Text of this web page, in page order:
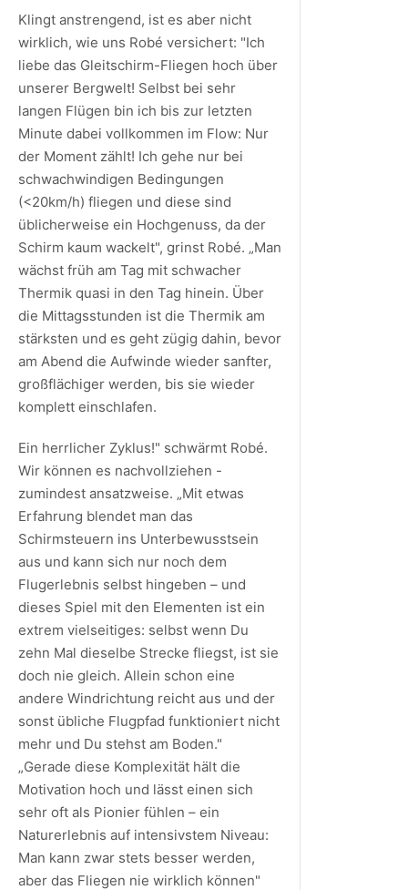
Klingt anstrengend, ist es aber nicht
wirklich, wie uns Robé versichert: "Ich
liebe das Gleitschirm-Fliegen hoch über
unserer Bergwelt! Selbst bei sehr
langen Flügen bin ich bis zur letzten
Minute dabei vollkommen im Flow: Nur
der Moment zählt! Ich gehe nur bei
schwachwindigen Bedingungen
(<20km/h) fliegen und diese sind
üblicherweise ein Hochgenuss, da der
Schirm kaum wackelt", grinst Robé. „Man
wächst früh am Tag mit schwacher
Thermik quasi in den Tag hinein. Über
die Mittagsstunden ist die Thermik am
stärksten und es geht zügig dahin, bevor
am Abend die Aufwinde wieder sanfter,
großflächiger werden, bis sie wieder
komplett einschlafen.
Ein herrlicher Zyklus!" schwärmt Robé.
Wir können es nachvollziehen -
zumindest ansatzweise. „Mit etwas
Erfahrung blendet man das
Schirmsteuern ins Unterbewusstsein
aus und kann sich nur noch dem
Flugerlebnis selbst hingeben – und
dieses Spiel mit den Elementen ist ein
extrem vielseitiges: selbst wenn Du
zehn Mal dieselbe Strecke fliegst, ist sie
doch nie gleich. Allein schon eine
andere Windrichtung reicht aus und der
sonst übliche Flugpfad funktioniert nicht
mehr und Du stehst am Boden."
„Gerade diese Komplexität hält die
Motivation hoch und lässt einen sich
sehr oft als Pionier fühlen – ein
Naturerlebnis auf intensivstem Niveau:
Man kann zwar stets besser werden,
aber das Fliegen nie wirklich können"